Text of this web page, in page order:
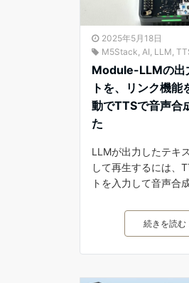
2025年5月18日
M5Stack AI LLM
Module-LLMの出
トを、リンク機能
動でTTSで音声合
た
LLMが出力したテキ
して再生するには、
トを入力して音声合
続きを読む